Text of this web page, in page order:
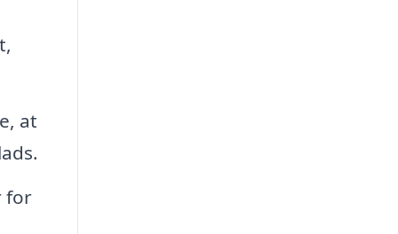
at
for